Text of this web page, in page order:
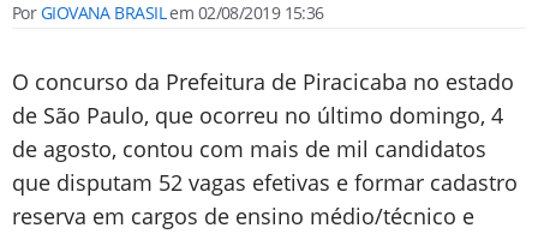
PorGIOVANA BRASILem 02/08/2019 15:36
O concurso da Prefeitura de Piracicaba no estado
de São Paulo, que ocorreu no último domingo, 4
de agosto, contou com mais de mil candidatos
que disputam 52 vagas efetivas e formar cadastro
reserva em cargos de ensino médio/técnico e